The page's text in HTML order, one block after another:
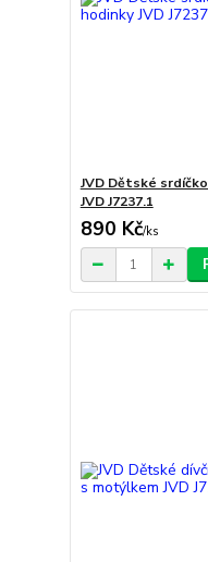
JVD Dětské
JVD J7237.1
890 Kč/ks